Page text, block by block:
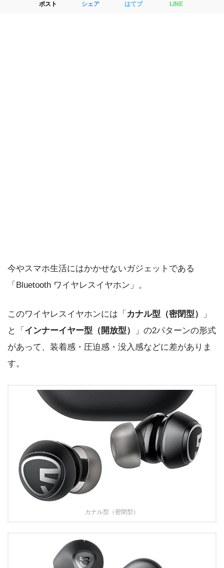
ポスト シェア はてブ LINE
今やスマホ生活にはかかせないガジェットである
「Bluetooth ワイヤレスイヤホン」。
このワイヤレスイヤホンには「 カナル型（密閉型）
」
と「 インナーイヤー型（開放型）
」の2パターンの形式
があって、装着感・圧迫感・没入感などに差がありま
す。
カナル型（密閉型）